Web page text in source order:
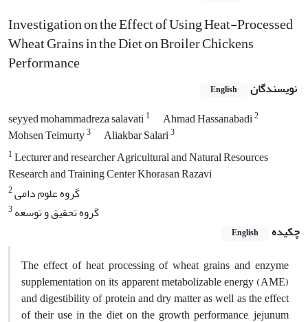
Investigation on the Effect of Using Heat-Processed
Wheat Grains in the Diet on Broiler Chickens
Performance
نویسندگان English
seyyed mohammadreza salavati1 Ahmad Hassanabadi2
Mohsen Teimurty3 Aliakbar Salari3
1Lecturer and researcher Agricultural and Natural Resources
Research and Training Center Khorasan Razavi
2گروه علوم دامی
3گروه تحقیق و توسعه
چکیده
English
The effect of heat processing of wheat grains and enzyme
supplementation on its apparent metabolizable energy (AME)
and digestibility of protein and dry matter as well as the effect
of their use in the diet on the growth performance, jejunum